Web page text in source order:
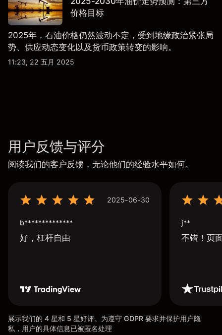
价格目标
2025年，石油价格仍然波动不定，受到地缘政治紧张局
势、供应动态变化以及货币政策转变的影响。
11:23, 22 五月 2025
用户反馈与评分
阅读我们的客户反馈，无论他们的经验水平如何。
2025-06-30
b**************
好，杠杆自由
j**
不错！页
展示我们的 4 星和 5 星好评。为遵守 GDPR 要求并保护用户隐
私，用户的具体信息已被匿名处理